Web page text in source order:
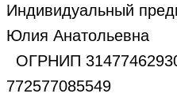
Индивидуальный
Юлия Анатольевна
ОГРНИП
772577085549